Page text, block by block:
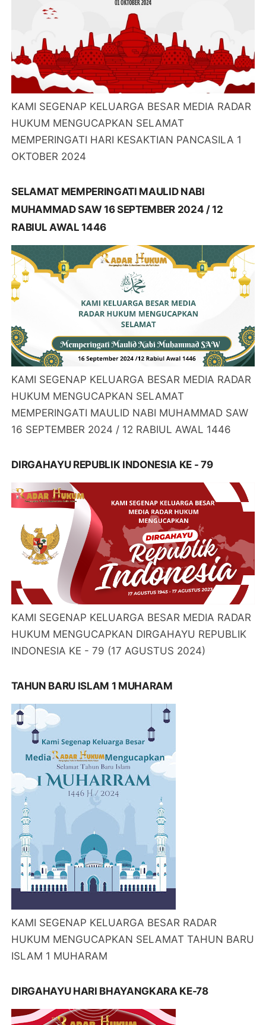
KAMI SEGENAP KELUARGA BESAR MEDIA RADAR
HUKUM MENGUCAPKAN SELAMAT
MEMPERINGATI HARI KESAKTIAN PANCASILA 1
OKTOBER 2024
SELAMAT MEMPERINGATI MAULID NABI
MUHAMMAD SAW 16 SEPTEMBER 2024 / 12
RABIUL AWAL 1446
KAMI SEGENAP KELUARGA BESAR MEDIA RADAR
HUKUM MENGUCAPKAN SELAMAT
MEMPERINGATI MAULID NABI MUHAMMAD SAW
16 SEPTEMBER 2024 / 12 RABIUL AWAL 1446
DIRGAHAYU REPUBLIK INDONESIA KE - 79
KAMI SEGENAP KELUARGA BESAR MEDIA RADAR
HUKUM MENGUCAPKAN DIRGAHAYU REPUBLIK
INDONESIA KE - 79 (17 AGUSTUS 2024)
TAHUN BARU ISLAM 1 MUHARAM
KAMI SEGENAP KELUARGA BESAR RADAR
HUKUM MENGUCAPKAN SELAMAT TAHUN BARU
ISLAM 1 MUHARAM
DIRGAHAYU HARI BHAYANGKARA KE-78